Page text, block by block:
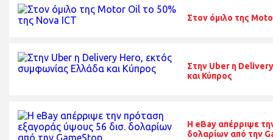
Στον όμιλο της
Στην Uber η
και Κύπρος
H eBay απέρριψε
δολαρίων από την